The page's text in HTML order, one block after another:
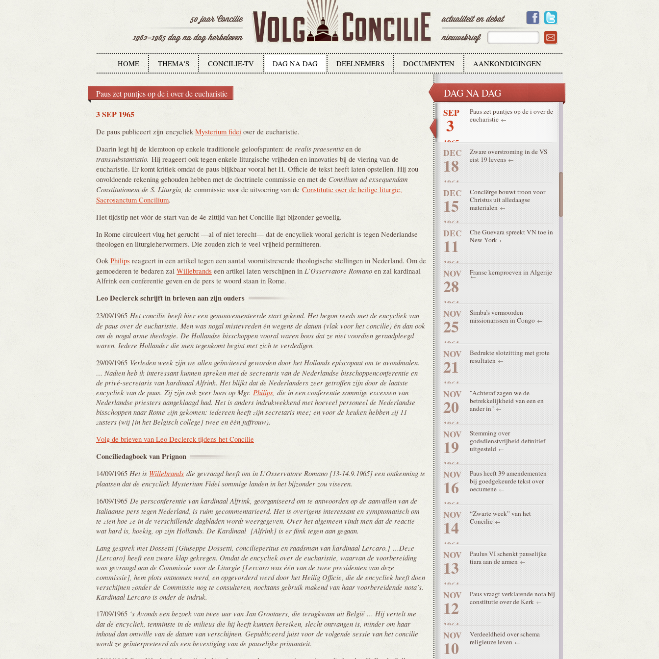
HOME THEMA'S CONCILIE-TV DAG NA DAG DEELNEMERS DOCUMENTEN AANKONDIGINGEN
Paus zet puntjes op de i over de eucharistie
3 SEP 1965
De paus publiceert zijn encycliek Mysterium fidei over de eucharistie.
Daarin legt hij de klemtoon op enkele traditionele geloofspunten: de realis praesentia en de
transsubstantiatio. Hij reageert ook tegen enkele liturgische vrijheden en innovaties bij de viering van de
eucharistie. Er komt kritiek omdat de paus blijkbaar vooral het H. Officie de tekst heeft laten opstellen. Hij zou
onvoldoende rekening gehouden hebben met de doctrinele commissie en met de Consilium ad exsequendam
Constitutionem de S. Liturgia, de commissie voor de uitvoering van de Constitutie over de heilige liturgie,
Sacrosanctum Concilium.
Het tijdstip net vóór de start van de 4e zittijd van het Concilie ligt bijzonder gevoelig.
In Rome circuleert vlug het gerucht —al of niet terecht— dat de encycliek vooral gericht is tegen Nederlandse
theologen en liturgiehervormers. Die zouden zich te veel vrijheid permitteren.
Ook Philips reageert in een artikel tegen een aantal vooruitstrevende theologische stellingen in Nederland. Om de
gemoederen te bedaren zal Willebrands een artikel laten verschijnen in L’Osservatore Romano en zal kardinaal
Alfrink een conferentie geven en de pers te woord staan in Rome.
Leo Declerck schrijft in brieven aan zijnouders
23/09/1965 Het concilie heeft hier een gemouvementeerde start gekend. Het begon reeds met de encycliek van
de paus over de eucharistie. Men was nogal mistevreden én wegens de datum (vlak voor het concilie) én dan ook
om de nogal arme theologie. De Hollandse bisschoppen vooral waren boos dat ze niet voordien geraadpleegd
waren. Iedere Hollander die men tegenkomt begint met zich te verdedigen.
29/09/1965 Verleden week zijn we allen geïnviteerd geworden door het Hollands episcopaat om te avondmalen.
… Nadien heb ik interessant kunnen spreken met de secretaris van de Nederlandse bisschoppenconferentie en
de privé-secretaris van kardinaal Alfrink. Het blijkt dat de Nederlanders zeer getroffen zijn door de laatste
encycliek van de paus. Zij zijn ook zeer boos op Mgr. Philips, die in een conferentie sommige excessen van
Nederlandse priesters aangeklaagd had. Het is anders indrukwekkend met hoeveel personeel de Nederlandse
bisschoppen naar Rome zijn gekomen: iedereen heeft zijn secretaris mee; en voor de keuken hebben zij 11
zusters (wij [in het Belgisch college] twee en één juffrouw).
Volg de brieven van Leo Declerck tijdens het Concilie
Conciliedagboek vanPrignon
14/09/1965 Het is Willebrands die gevraagd heeft om in L’Osservatore Romano [13-14.9.1965] een ontkenning te
plaatsen dat de encycliek Mysterium Fidei sommige landen in het bijzonder zou viseren.
16/09/1965 De persconferentie van kardinaal Alfrink, georganiseerd om te antwoorden op de aanvallen van de
Italiaanse pers tegen Nederland, is ruim gecommentarieerd. Het is overigens interessant en symptomatisch om
te zien hoe ze in de verschillende dagbladen wordt weergegeven. Over het algemeen vindt men dat de reactie
wat hard is, hoekig, op zijn Hollands. De Kardinaal [Alfrink] is er flink tegen aan gegaan.
Lang gesprek met Dossetti [Giuseppe Dossetti, concilieperitus en raadsman van kardinaal Lercaro.] …Deze
[Lercaro] heeft een zware klap gekregen. Omdat de encycliek over de eucharistie, waarvan de voorbereiding
was gevraagd aan de Commissie voor de Liturgie [Lercaro was één van de twee presidenten van deze
commissie], hem plots ontnomen werd, en opgevorderd werd door het Heilig Officie, die de encycliek heeft doen
verschijnen zonder de Commissie nog te consulteren, nochtans gebruik makend van haar voorbereidende nota’s.
Kardinaal Lercaro is onder de indruk.
17/09/1965 ‘s Avonds een bezoek van twee uur van Jan Grootaers, die terugkwam uit België … Hij vertelt me
dat de encycliek, tenminste in de milieus die hij heeft kunnen bereiken, slecht ontvangen is, minder om haar
inhoud dan omwille van de datum van verschijnen. Gepubliceerd juist voor de volgende sessie van het concilie
wordt ze geïnterpreteerd als een bevestiging van de pauselijke primauteit.
DAG NA DAG
1965
SEP
15
1965
Vurige pleidooien voor en
tegen godsdienstvrijheid
SEP
14
1965
Opening 4e zittijd met
verrassingen
SEP
3
1965
Paus zet puntjes op de i over de
eucharistie
DEC
18
1964
Zware overstroming in de VS
eist 19 levens
DEC
15
1964
Conciërge bouwt troon voor
Christus uit alledaagse
materialen
DEC
11
1964
Che Guevara spreekt VN toe in
New York
NOV
28
1964
Franse kernproeven in Algerije
NOV
25
1964
Simba’s vermoorden
missionarissen in Congo
NOV
21
1964
Bedrukte slotzitting met grote
resultaten
NOV
20
1964
"Achteraf zagen we de
betrekkelijkheid van een en
ander in"
NOV
19
1964
Stemming over
godsdienstvrijheid definitief
uitgesteld
NOV
16
1964
Paus heeft 39 amendementen
bij goedgekeurde tekst over
oecumene
NOV
14
1964
“Zwarte week” van het
Concilie
NOV
13
1964
Paulus VI schenkt pauselijke
tiara aan de armen
NOV
12
1964
Paus vraagt verklarende nota bij
constitutie over de Kerk
NOV
10
Verdeeldheid over schema
religieuze leven